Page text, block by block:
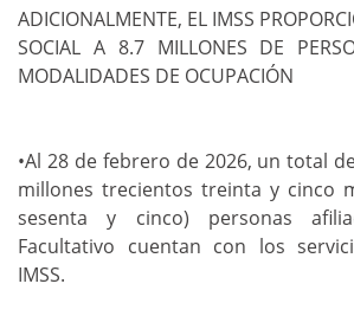
ADICIONALMENTE, EL IMSS
SOCIAL A 8.7 MILLONES DE
MODALIDADES DE OCUPACIÓN
•Al 28 de febrero de 2026, un total
millones trecientos treinta y cinco
sesenta y cinco) personas
Facultativo cuentan con los
IMSS.